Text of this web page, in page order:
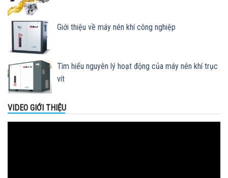
Giới thiệu về máy nén khí công nghiệp
Tìm hiểu nguyên lý hoạt động của máy nén khí trục
vít
VIDEO GIỚI THIỆU